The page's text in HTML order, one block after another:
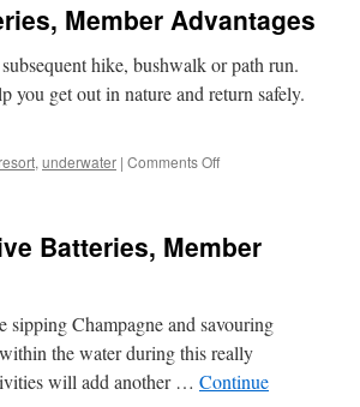
Updates
Breaking
Local
News
Member Advantages
hike, bushwalk or path run.
you get out in nature and return safely.
resort, underwater | Comments Offon
Car
Batteries, Member
sipping Champagne and savouring
the water during this really
will add another … Continue